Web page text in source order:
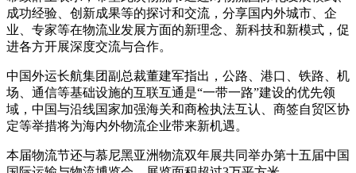
成功经验、创新成果等的探讨和交流，分享国内外城市、企
业、专家等在物流业发展方面的新理念、新科技和新模式，促
进各方开展深度交流与合作。
中国外运长航集团副总裁董建军指出，公路、港口、铁路、机
场、通信等基础设施的互联互通是“一带一路”建设的优先领
域，中国与沿线国家加强海关和商检执法互认、商签自贸区协
定等举措将为海内外物流企业带来新机遇。
本届物流节还与慕尼黑亚洲物流双年展共同举办第十五届中国